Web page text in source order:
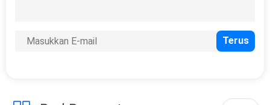
Pengukur Larutan